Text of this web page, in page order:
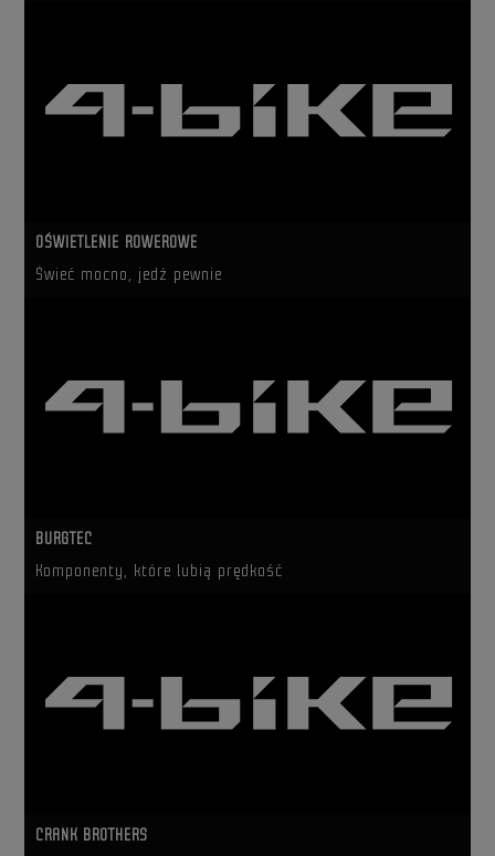
OŚWIETLENIE ROWEROWE
Świeć mocno, jedź pewnie
BURGTEC
Komponenty, które lubią prędkość
CRANK BROTHERS